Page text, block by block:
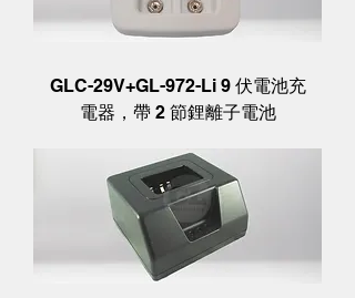
GLC-29V+GL-972-Li 9 伏電池充
電器，帶 2 節鋰離子電池